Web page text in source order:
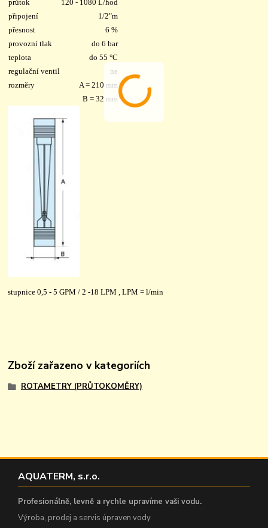
průtok
120 - 1080 L/hod
připojení
1/2"m
přesnost
6 %
provozní tlak
do 6 bar
teplota
do 55 °C
regulační ventil
ne
rozměry
A = 210 mm
B = 32 mm
stupnice 0,5 - 5 GPM / 2 -18 LPM , LPM = l/min
Zboží zařazeno v kategoriích
ROTAMETRY (PRŮTOKOMĚRY)
AQUATERM, s.r.o.
Profesionálně, levně a rychle upravíme vaši vodu.
Výroba, prodej a servis úpraven vody